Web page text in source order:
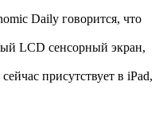
Daily говорится, что
LCD сенсорный экран,
присутствует в iPad,